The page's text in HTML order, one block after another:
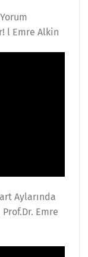
l Emre Alkin
Aylarında
Emre